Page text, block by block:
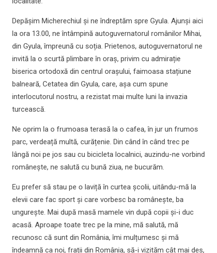
Depășim Micherechiul și ne îndreptăm spre Gyula. Ajunși aici
la ora 13.00, ne întâmpină autoguvernatorul românilor Mihai,
din Gyula, împreună cu soția. Prietenos, autoguvernatorul ne
invită la o scurtă plimbare în oraș, privim cu admirație
biserica ortodoxă din centrul orașului, faimoasa stațiune
balneară, Cetatea din Gyula, care, așa cum spune
interlocutorul nostru, a rezistat mai multe luni la invazia
turcească.
Ne oprim la o frumoasa terasă la o cafea, în jur un frumos
parc, verdeață multă, curățenie. Din când în când trec pe
lângă noi pe jos sau cu bicicleta localnici, auzindu-ne vorbind
românește, ne salută cu bună ziua, ne bucurăm.
Eu prefer să stau pe o laviță în curtea școlii, uitându-mă la
elevii care fac sport și care vorbesc ba românește, ba
ungurește. Mai după masă mamele vin după copii și-i duc
acasă. Aproape toate trec pe la mine, mă salută, mă
recunosc că sunt din România, îmi mulțumesc și mă
îndeamnă ca noi, frații din România, să-i vizităm cât mai des,